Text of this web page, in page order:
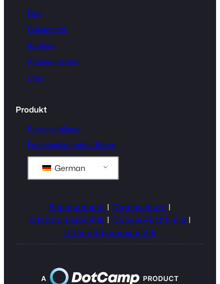
Blog
Dokumente
Kontakt
Änderungsliste
Über
Produkt
Preisgestaltung
Fertigkonfiguration Tables
German
Bedingungen | Datenschutz |
Erstattungspolitik | Cookie-Richtlinie |
Unterstützungspolitik